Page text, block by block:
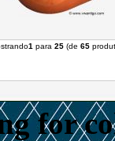
1 para 25 (de 65
for